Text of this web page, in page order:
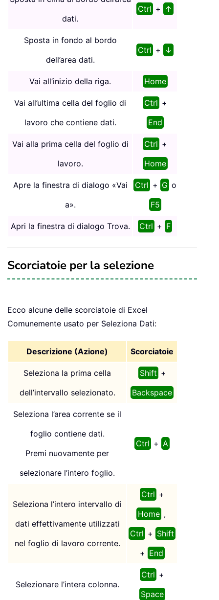
dati.
Ctrl + ↑
Sposta in fondo al bordo
dell’area dati.
Ctrl + ↓
Vai all’inizio della riga. Home
Vai all’ultima cella del foglio di
lavoro che contiene dati.
Ctrl +
End
Vai alla prima cella del foglio di
lavoro.
Ctrl +
Home
Apre la finestra di dialogo «Vai
a».
Ctrl + G o
F5
Apri la finestra di dialogo Trova. Ctrl + F
Scorciatoie per la selezione
Ecco alcune delle scorciatoie di Excel
Comunemente usato per Seleziona Dati:
Descrizione (Azione) Scorciatoie
Seleziona la prima cella
dell’intervallo selezionato.
Shift +
Backspace
Seleziona l’area corrente se il
foglio contiene dati.
Premi nuovamente per
selezionare l’intero foglio.
Ctrl + A
Seleziona l’intero intervallo di
dati effettivamente utilizzati
nel foglio di lavoro corrente.
Ctrl +
Home ,
Ctrl + Shift
+ End
Selezionare l’intera colonna.
Ctrl +
Space